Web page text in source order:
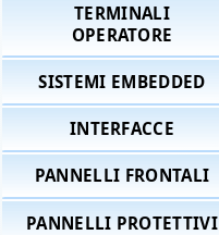
TERMINALI
OPERATORE
SISTEMI EMBEDDED
INTERFACCE
PANNELLI FRONTALI
PANNELLI PROTETTIVI